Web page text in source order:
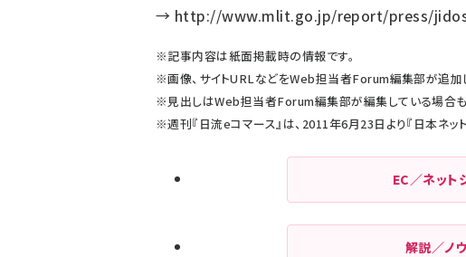
→ http://www.mlit.go.jp/report/press/
※記事内容は紙面掲載時の情報です。
※画像、サイトURLなどをWeb担当者Forum編集部が追加
※見出しはWeb担当者Forum編集部が編集している場合も
※週刊『日流eコマース』は、2011年6月23日より『日本ネッ
EC／ネット
解説／ノ